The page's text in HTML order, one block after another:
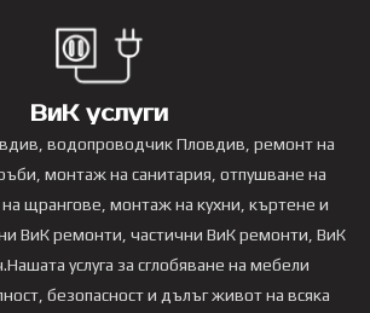
ВиК услуги
водопроводчик Пловдив, ремонт на
монтаж на санитария, отпушване на
щрангове, монтаж на кухни, къртене и
ВиК ремонти, частични ВиК ремонти, ВиК
услуга за сглобяване на мебели
безопасност и дълъг живот на всяка